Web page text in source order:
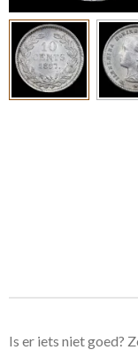
Is er iets niet goed?